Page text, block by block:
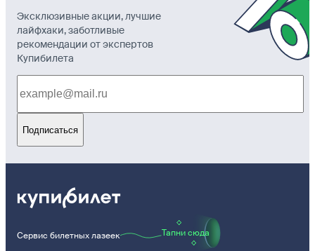
Эксклюзивные акции, лучшие
лайфхаки, заботливые
рекомендации от экспертов
Купибилета
Подписаться
Сервис билетных лазеек Тапни сюда